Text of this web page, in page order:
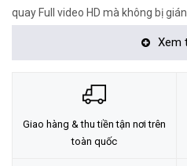
quay Full video HD mà không bị
SanDisk Ultra
đọc lên đến 80 MB/s cho phép bạn
và video từ điện thoại thông minh
máy tính của bạn.
Xem
Giao hàng & thu tiền tận nơi trên
toàn quốc